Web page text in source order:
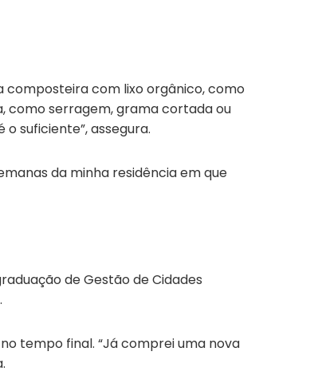
composteira com lixo orgânico, como
como serragem, grama cortada ou
suficiente”, assegura.
da minha residência em que
de Gestão de Cidades
tempo final. “Já comprei uma nova